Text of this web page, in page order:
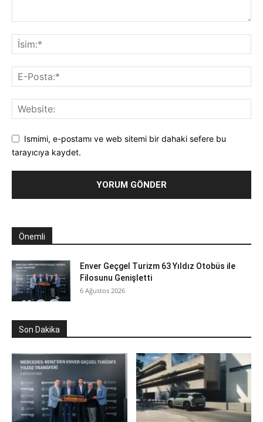
Ismimi, e-postamı ve web sitemi bir dahaki sefere bu
tarayıcıya kaydet.
Önemli
Enver Geçgel Turizm 63 Yıldız Otobüs ile
Filosunu Genişletti
6 Ağustos 2026
Son Dakika